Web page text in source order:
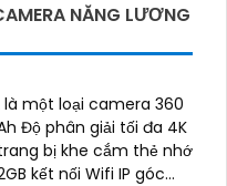
NĂNG LƯƠNG
là một loại camera 360
Độ phân giải tối đa 4K
bị khe cắm thẻ nhớ
kết nối Wifi IP góc